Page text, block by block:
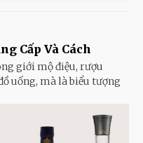
Cấp Và Cách
giới mộ điệu, rượu
uống, mà là biểu tượng